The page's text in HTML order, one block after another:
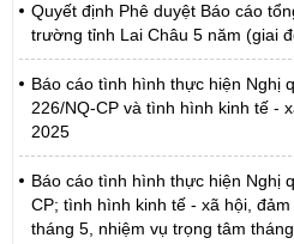
Quyết định Phê duyệt Báo cáo
trường tỉnh Lai Châu 5 năm (giai
Báo cáo tình hình thực hiện Nghị
226/NQ-CP và tình hình kinh tế -
2025
Báo cáo tình hình thực hiện Nghị
CP; tình hình kinh tế - xã hội,
tháng 5, nhiệm vụ trọng tâm